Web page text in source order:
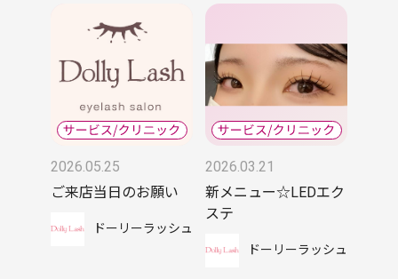
2026.05.25
ご来店当日のお願い
ドーリーラッシュ
2026.03.21
新メニュー☆LEDエク
ステ
ドーリーラッシュ